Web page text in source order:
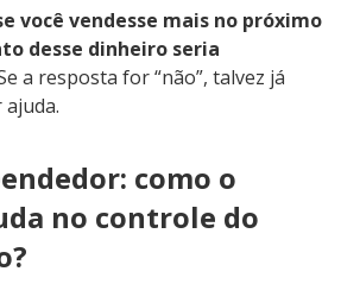
você vendesse mais no próximo
desse dinheiro seria
a resposta for “não”, talvez já
como o
no controle do